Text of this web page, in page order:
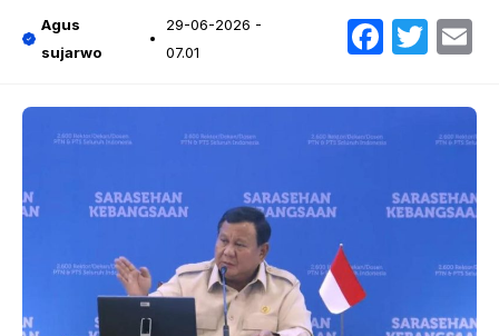
Agus
sujarwo
29-06-2026 -
07.01